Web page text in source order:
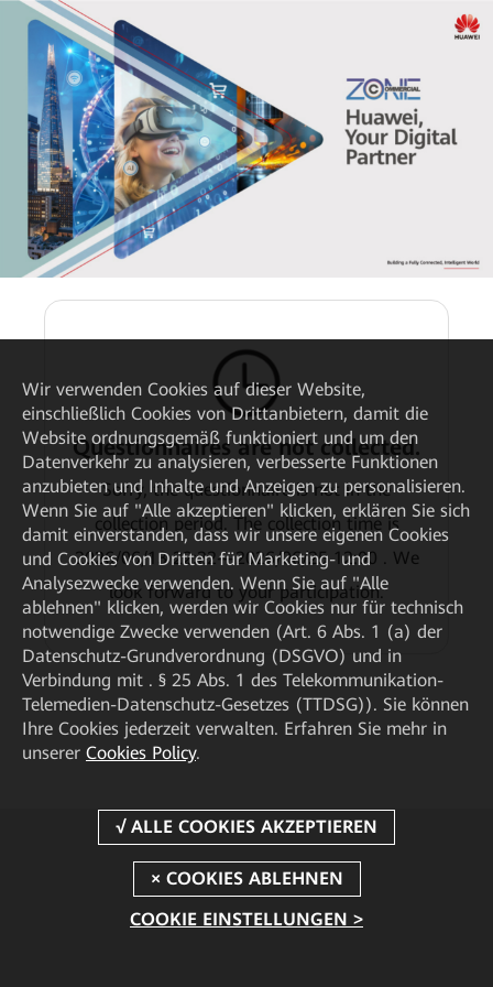
Questionnaires are not collected.
Sorry, the questionnaire is not in the
collection period. The collection time is
2026/06/13 22:22—2026/06/25 12:00 . We
look forward to your participation.
Wir verwenden Cookies auf dieser Website,
einschließlich Cookies von Drittanbietern, damit die
Website ordnungsgemäß funktioniert und um den
Datenverkehr zu analysieren, verbesserte Funktionen
anzubieten und Inhalte und Anzeigen zu personalisieren.
Wenn Sie auf "Alle akzeptieren" klicken, erklären Sie sich
damit einverstanden, dass wir unsere eigenen Cookies
und Cookies von Dritten für Marketing- und
Analysezwecke verwenden. Wenn Sie auf "Alle
ablehnen" klicken, werden wir Cookies nur für technisch
notwendige Zwecke verwenden (Art. 6 Abs. 1 (a) der
Datenschutz-Grundverordnung (DSGVO) und in
Verbindung mit . § 25 Abs. 1 des Telekommunikation-
Telemedien-Datenschutz-Gesetzes (TTDSG)). Sie können
Ihre Cookies jederzeit verwalten. Erfahren Sie mehr in
unserer Cookies Policy.
COOKIE EINSTELLUNGEN >